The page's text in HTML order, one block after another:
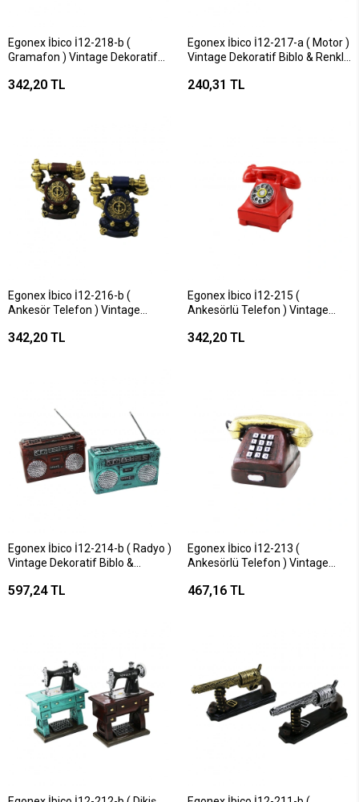
Egonex İbico İ12-218-b (
Gramafon ) Vintage Dekoratif
Reçine )*120
342,20 TL
Egonex İbico İ12-217-a ( Motor )
Vintage Dekoratif Biblo & Renkli
240,31 TL
Egonex İbico İ12-216-b (
Ankesör Telefon ) Vintage
10.5x6.5cm ) ( Reçine )*120
342,20 TL
Egonex İbico İ12-215 (
Ankesörlü Telefon ) Vintage
Reçine )*120
342,20 TL
Egonex İbico İ12-214-b ( Radyo )
Vintage Dekoratif Biblo &
( Reçine )*48
597,24 TL
Egonex İbico İ12-213 (
Ankesörlü Telefon ) Vintage
Reçine )*120
467,16 TL